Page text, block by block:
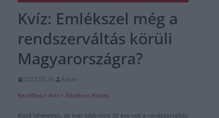
Kvíz: Emlékszel még a
rendszerváltás körüli
Magyarországra?
2022.03.29.
Adam
Kezdőlap » Kvíz » Általános Kvízek
Kissé hihetetlen, de már több mint 30 éve volt a rendszerváltás